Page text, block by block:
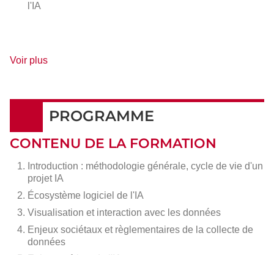
l'IA
Voir plusde
PROGRAMME
CONTENU DE LA FORMATION
Introduction : méthodologie générale, cycle de vie d'un
projet IA
Écosystème logiciel de l'IA
Visualisation et interaction avec les données
Enjeux sociétaux et règlementaires de la collecte de
données